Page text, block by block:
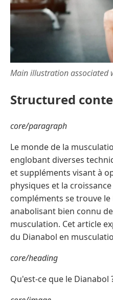
Main illustration associated
Structured
core/paragraph
Le monde de la
englobant diverses
et suppléments visant à
physiques et la
compléments se trouve
anabolisant bien connu
musculation. Cet article
du Dianabol en
core/heading
Qu'est-ce que le Dianabol